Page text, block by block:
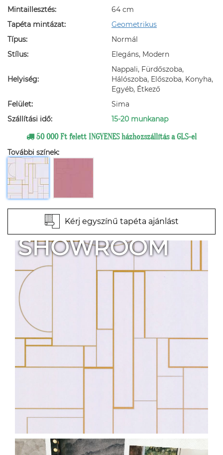
Mintaillesztés:
64 cm
Tapéta mintázat:
Geometrikus
Típus:
Normál
Stílus:
Elegáns, Modern
Helyiség:
Nappali, Fürdőszoba,
Hálószoba, Előszoba, Konyha,
Egyéb, Étkező
Felület:
Sima
Szállítási idő:
15-20 munkanap
50 000 Ft felett INGYENES házhozszállítás a GLS-el
További színek:
Kérj egyszínű tapéta ajánlást
SHOWROOM